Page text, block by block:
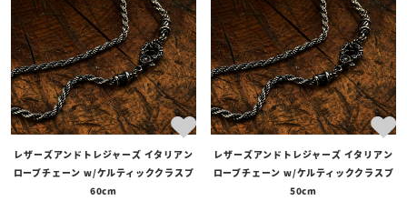
レザーズアンドトレジャーズ イタリアン
ロープチェーン w/ケルティッククラスプ
60cm
レザーズアンドトレジャーズ イタリアン
ロープチェーン w/ケルティッククラスプ
50cm